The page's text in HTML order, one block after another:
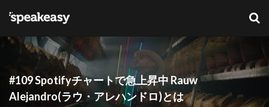
#109 Spotifyチャートで急上昇中 Rauw
Alejandro(ラウ・アレハンドロ)とは
カテゴリー